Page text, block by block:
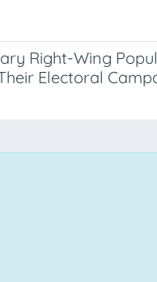
Right-Wing
Electoral